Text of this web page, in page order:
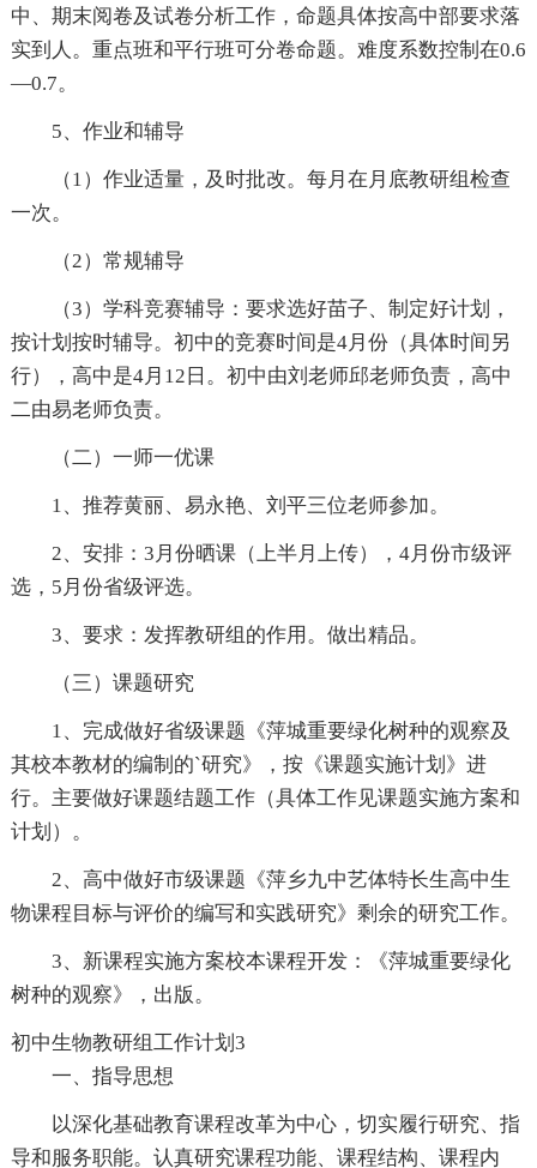
中、期末阅卷及试卷分析工作，命题具体按高中部要求落
实到人。重点班和平行班可分卷命题。难度系数控制在0.6
—0.7。
5、作业和辅导
（1）作业适量，及时批改。每月在月底教研组检查
一次。
（2）常规辅导
（3）学科竞赛辅导：要求选好苗子、制定好计划，
按计划按时辅导。初中的竞赛时间是4月份（具体时间另
行），高中是4月12日。初中由刘老师邱老师负责，高中
二由易老师负责。
（二）一师一优课
1、推荐黄丽、易永艳、刘平三位老师参加。
2、安排：3月份晒课（上半月上传），4月份市级评
选，5月份省级评选。
3、要求：发挥教研组的作用。做出精品。
（三）课题研究
1、完成做好省级课题《萍城重要绿化树种的观察及
其校本教材的编制的`研究》，按《课题实施计划》进
行。主要做好课题结题工作（具体工作见课题实施方案和
计划）。
2、高中做好市级课题《萍乡九中艺体特长生高中生
物课程目标与评价的编写和实践研究》剩余的研究工作。
3、新课程实施方案校本课程开发：《萍城重要绿化
树种的观察》，出版。
初中生物教研组工作计划3
一、指导思想
以深化基础教育课程改革为中心，切实履行研究、指
导和服务职能。认真研究课程功能、课程结构、课程内